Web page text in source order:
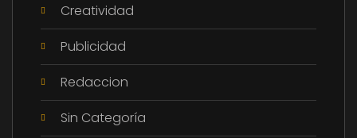
Creatividad
Publicidad
Redaccion
Sin Categoría